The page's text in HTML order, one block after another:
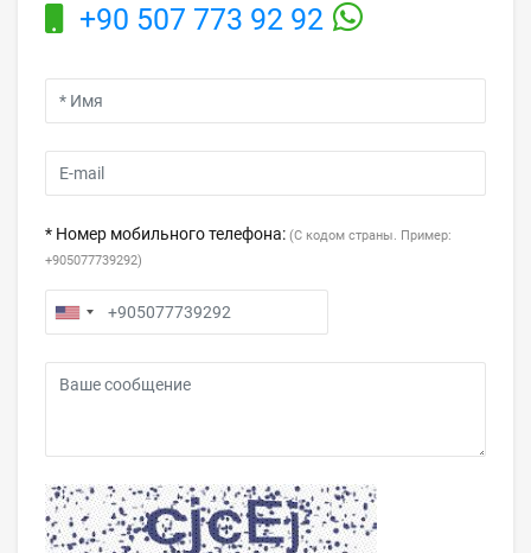
+90 507 773 92 92
* Номер мобильного телефона: (С кодом страны. Пример:
+905077739292)